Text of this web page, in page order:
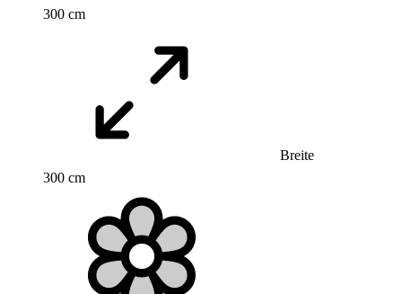
300 cm
Breite
300 cm